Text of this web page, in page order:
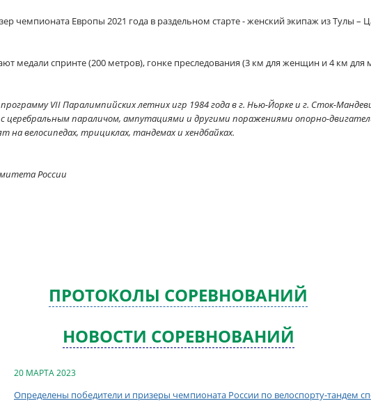
чемпионата Европы 2021 года в раздельном старте - женский экипаж из Тулы –
медали спринте (200 метров), гонке преследования (3 км для женщин и 4 км для
VII Паралимпийских летних игр 1984 года в г. Нью-Йорке и г. Сток-
параличом, ампутациями и другими поражениями опорно-
на велосипедах, трициклах, тандемах и хендбайках.
России
ПРОТОКОЛЫ СОРЕВНОВАНИЙ
НОВОСТИ СОРЕВНОВАНИЙ
20 МАРТА 2023
Определены победители и призеры чемпионата России по велоспорту-тандем